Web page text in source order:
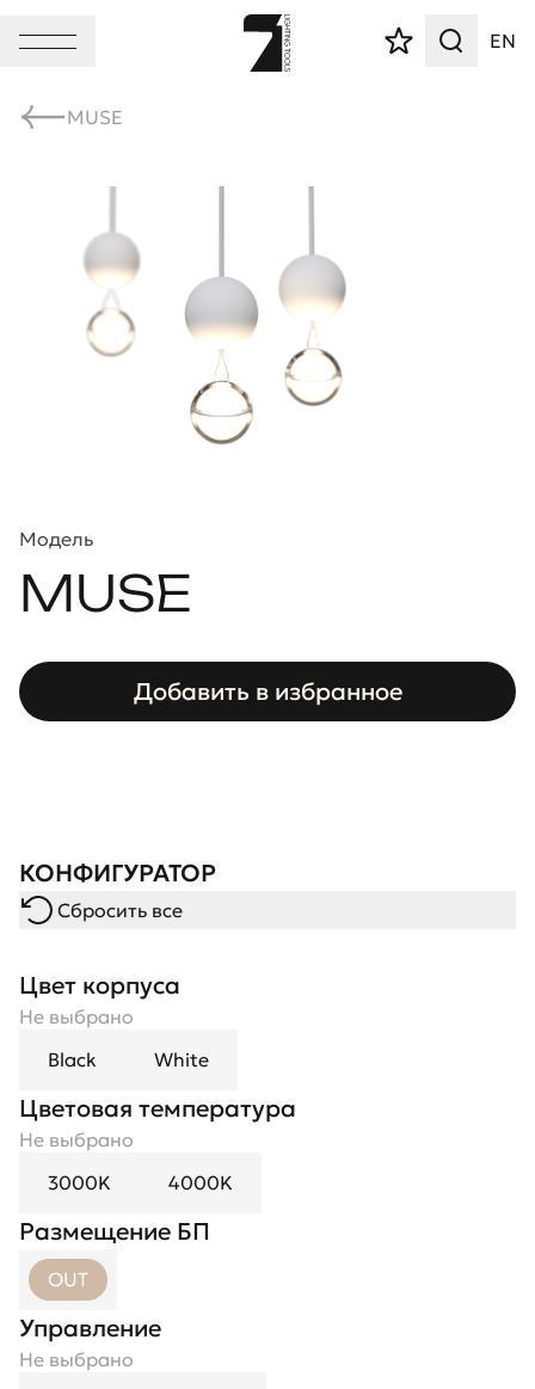
EN
MUSE
Модель
MUSE
Добавить в избранное
КОНФИГУРАТОР
Сбросить все
Цвет корпуса
Не выбрано
Black
White
Цветовая температура
Не выбрано
3000K
4000K
Размещение БП
OUT
Управление
Не выбрано